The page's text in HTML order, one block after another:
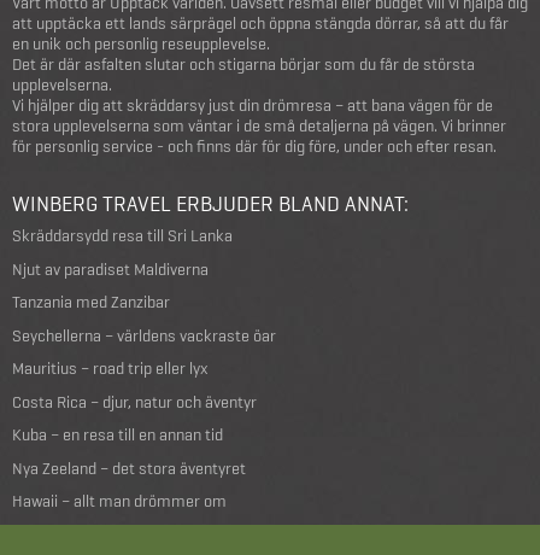
att upptäcka ett lands särprägel och öppna stängda dörrar, så att du får
en unik och personlig reseupplevelse.
Det är där asfalten slutar och stigarna börjar som du får de största
upplevelserna.
Vi hjälper dig att skräddarsy just din drömresa – att bana vägen för de
stora upplevelserna som väntar i de små detaljerna på vägen. Vi brinner
för personlig service - och finns där för dig före, under och efter resan.
WINBERG TRAVEL ERBJUDER BLAND ANNAT:
Skräddarsydd resa till Sri Lanka
Njut av paradiset Maldiverna
Tanzania med Zanzibar
Seychellerna – världens vackraste öar
Mauritius – road trip eller lyx
Costa Rica – djur, natur och äventyr
Kuba – en resa till en annan tid
Nya Zeeland – det stora äventyret
Hawaii – allt man drömmer om